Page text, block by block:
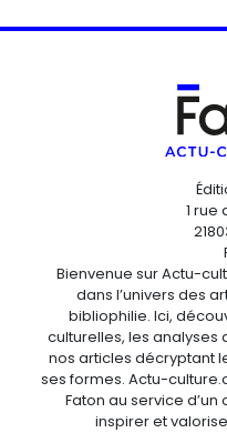
1 rue
Bienvenue sur Actu-
dans l’univers des
bibliophilie. Ici,
culturelles, les
nos articles décryptant
ses formes. Actu-
Faton au service
inspirer et